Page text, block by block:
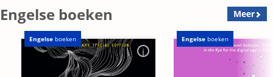
Engelse boeken Meer
Engelse boeken Engelse boeken